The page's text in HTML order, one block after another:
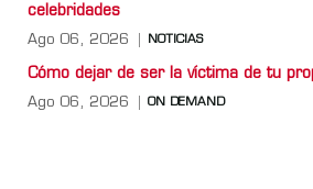
celebridades
Ago 06, 2026 NOTICIAS
Cómo dejar de ser la víctima de tu
Ago 06, 2026 ON DEMAND